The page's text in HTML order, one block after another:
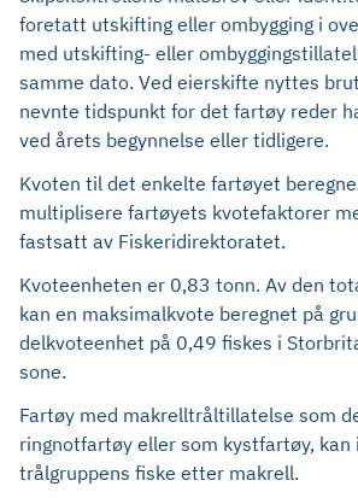
foretatt utskifting eller ombygging i
med utskifting- eller
samme dato. Ved eierskifte nyttes
nevnte tidspunkt for det fartøy reder
ved årets begynnelse eller tidligere.
Kvoten til det enkelte fartøyet
multiplisere fartøyets kvotefaktorer
fastsatt av Fiskeridirektoratet.
Kvoteenheten er 0,83 tonn. Av den
kan en maksimalkvote beregnet på
delkvoteenhet på 0,49 fiskes i
sone.
Fartøy med makrelltråltillatelse som
ringnotfartøy eller som kystfartøy, kan
trålgruppens fiske etter makrell.